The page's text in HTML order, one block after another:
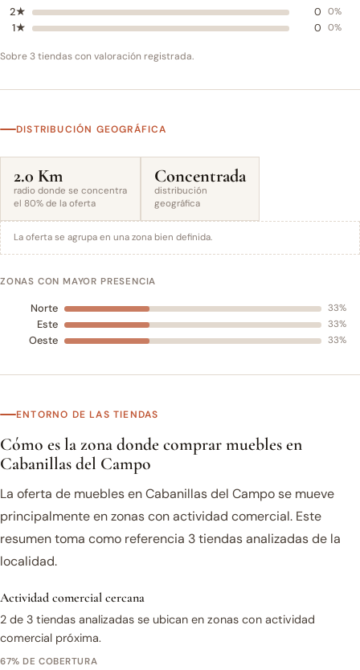
2★ 0 0%
1★ 0 0%
Sobre 3 tiendas con valoración registrada.
DISTRIBUCIÓN GEOGRÁFICA
2.0 Km
radio donde se concentra
el 80% de la oferta
Concentrada
distribución
geográfica
La oferta se agrupa en una zona bien definida.
ZONAS CON MAYOR PRESENCIA
Norte 33%
Este 33%
Oeste 33%
ENTORNO DE LAS TIENDAS
Cómo es la zona donde comprar muebles en
Cabanillas del Campo
La oferta de muebles en Cabanillas del Campo se mueve
principalmente en zonas con actividad comercial. Este
resumen toma como referencia 3 tiendas analizadas de la
localidad.
Actividad comercial cercana
2 de 3 tiendas analizadas se ubican en zonas con actividad
comercial próxima.
67% DE COBERTURA